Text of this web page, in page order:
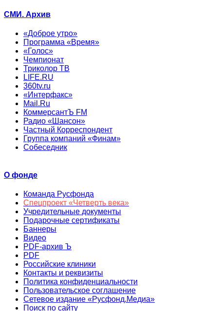
СМИ. Архив
«Доброе утро»
Программа «Время»
«Голос»
Чемпионат
Триколор ТВ
LIFE.RU
360tv.ru
«Интерфакс»
Mail.Ru
КоммерсантЪ FM
Радио «Шансон»
Частный Корреспондент
Группа компаний «Финам»
Собеседник
О фонде
Команда Русфонда
Спецпроект «Четверть века»
Учредительные документы
Подарочные сертификаты
Баннеры
Видео
PDF-архив Ъ
PDF
Российские клиники
Контакты и реквизиты
Политика конфиденциальности
Пользовательское соглашение
Сетевое издание «Русфонд.Медиа»
Поиск по сайту